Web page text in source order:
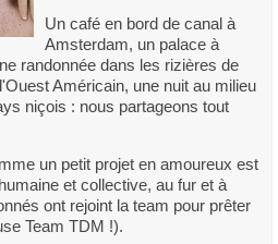
Un café en bord de canal à
Amsterdam, un palace à
randonnée dans les rizières de
Américain, une nuit au milieu
niçois : nous partageons tout
un petit projet en amoureux est
et collective, au fur et à
ont rejoint la team pour prêter
Team TDM !).